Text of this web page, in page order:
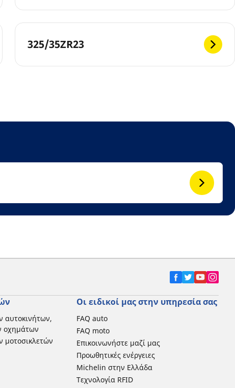
325/35ZR23
αυτοκινήτων,
οχημάτων
μοτοσικλετών
Οι ειδικοί μας στην υπηρεσία σας
FAQ auto
FAQ moto
Επικοινωνήστε μαζί μας
Προωθητικές ενέργειες
Michelin στην Ελλάδα
Τεχνολογία RFID